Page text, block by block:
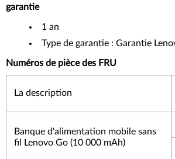
garantie
1 an
Type de garantie : Garantie
Numéros de pièce des FRU
La description
Banque d'alimentation mobile sans
fil Lenovo Go (10 000 mAh)